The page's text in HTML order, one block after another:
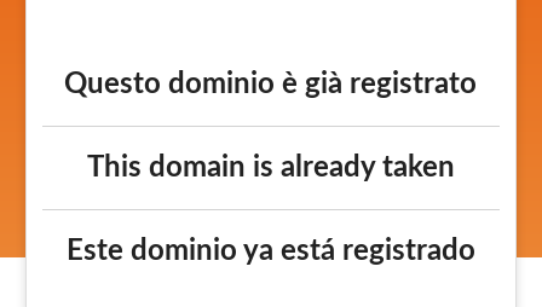
Questo dominio è già registrato
This domain is already taken
Este dominio ya está registrado